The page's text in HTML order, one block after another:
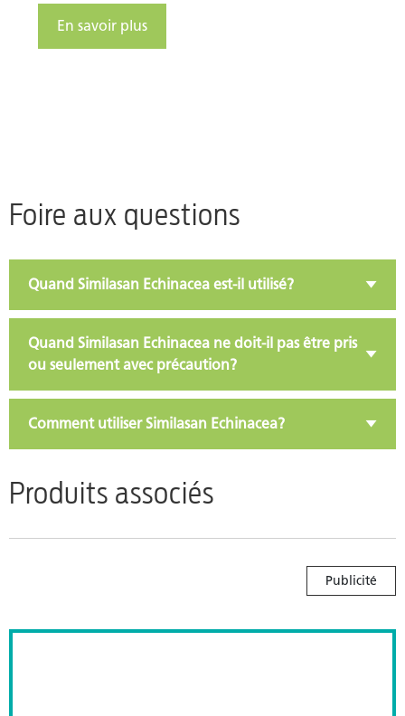
En savoir plus
Foire aux questions
Quand Similasan Echinacea est-il utilisé?
Quand Similasan Echinacea ne doit-il pas être pris
ou seulement avec précaution?
Comment utiliser Similasan Echinacea?
Produits associés
Publicité